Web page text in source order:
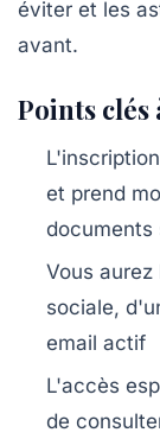
éviter et les
avant.
Points
et prend
documents
Vous
sociale,
email actif
L'accès
de